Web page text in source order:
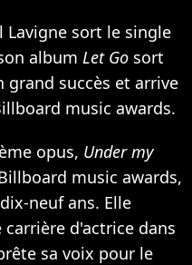
Lavigne sort le single
album Let Go sort
grand succès et arrive
music awards.
opus, Under my
music awards,
neuf ans. Elle
d'actrice dans
sa voix pour le